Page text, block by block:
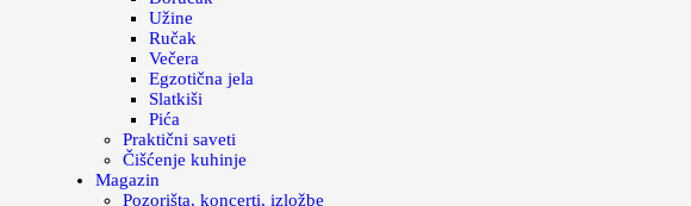
Užine
Ručak
Večera
Egzotična jela
Slatkiši
Pića
Praktični saveti
Čišćenje kuhinje
Magazin
Pozorišta, koncerti, izložbe